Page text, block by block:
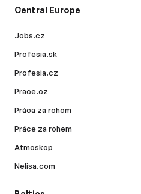
Central Europe
Jobs.cz
Profesia.sk
Profesia.cz
Prace.cz
Práca za rohom
Práce za rohem
Atmoskop
Nelisa.com